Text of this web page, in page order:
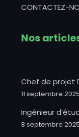
CONTACTEZ-
Nos
Chef de projet
11 septembre 2025
Ingénieur
8 septembre 2025